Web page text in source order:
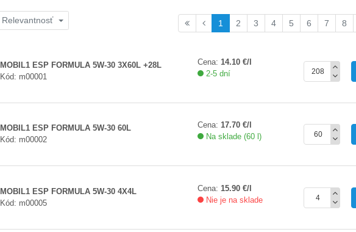
Relevantnosť 1 2 3 4 5 6 7 8
MOBIL1 ESP FORMULA 5W-30 3X60L +28L
Kód: m00001
Cena: 14.10 €/l
2-5 dní
MOBIL1 ESP FORMULA 5W-30 60L
Kód: m00002
Cena: 17.70 €/l
Na sklade (60 l)
MOBIL1 ESP FORMULA 5W-30 4X4L
Kód: m00005
Cena: 15.90 €/l
Nie je na sklade